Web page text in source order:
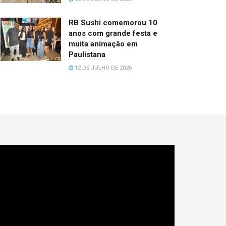
RB Sushi comemorou 10
anos com grande festa e
muita animação em
Paulistana
12 DE JULHO DE 2026